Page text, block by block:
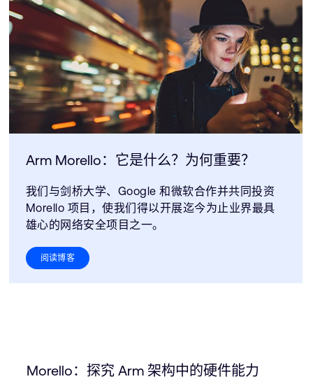
Arm Morello：它是什么？为何重要？
我们与剑桥大学、Google 和微软合作并共同投资
Morello 项目，使我们得以开展迄今为止业界最具
雄心的网络安全项目之一。
阅读博客
Morello：探究 Arm 架构中的硬件能力